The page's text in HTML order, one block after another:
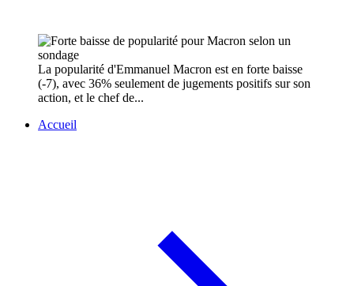
La popularité d'Emmanuel Macron est en forte baisse
(-7), avec 36% seulement de jugements positifs sur son
action, et le chef de...
Accueil